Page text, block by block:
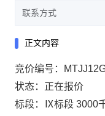
联系方式
正文内容
竞价编号：
状态：正在报价
标段：Ⅸ标段 3000